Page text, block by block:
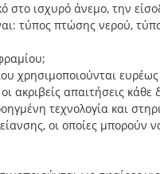
στο ισχυρό άνεμο, την
τύπος πτώσης νερού,
χρησιμοποιούνται
ακριβείς απαιτήσεις
τεχνολογία και
οι οποίες